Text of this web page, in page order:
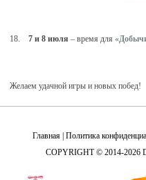
18. 7 и 8 июля – время для
Желаем удачной игры и новых побед!
Главная Политика
COPYRIGHT © 2014-2026